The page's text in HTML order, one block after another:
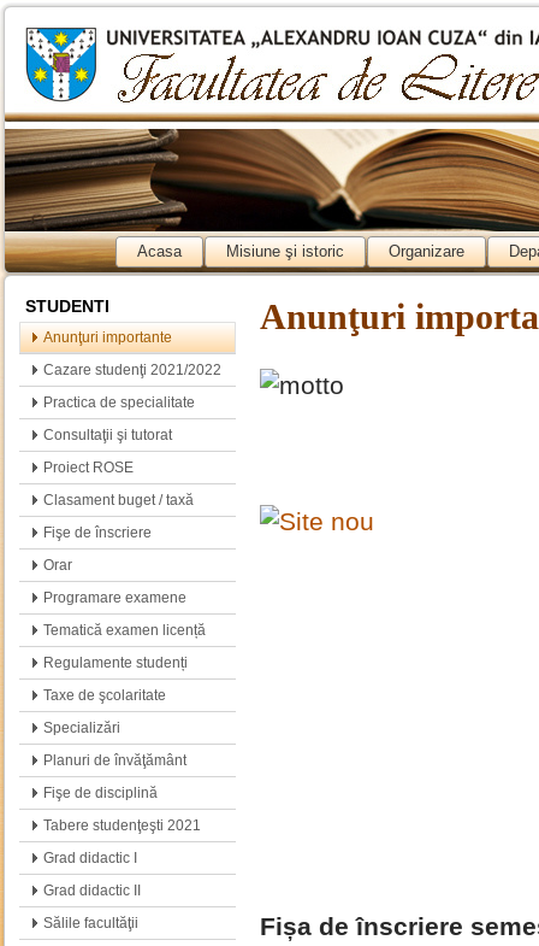
Acasa Misiune şi istoric Organizare
STUDENTI
Anunţuri importante
Cazare studenţi 2021/2022
Practica de specialitate
Consultaţii şi tutorat
Proiect ROSE
Clasament buget / taxă
Fişe de înscriere
Orar
Programare examene
Tematică examen licență
Regulamente studenți
Taxe de şcolaritate
Specializări
Planuri de învăţământ
Fişe de disciplină
Tabere studenţeşti 2021
Grad didactic I
Grad didactic II
Sălile facultăţii
Anunţuri
Fișa de înscriere